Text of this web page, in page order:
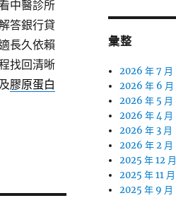
中醫診所
答銀行貸
長久依賴
找回清晰
膠原蛋白
彙整
2026 年 7 月
2026 年 6 月
2026 年 5 月
2026 年 4 月
2026 年 3 月
2026 年 2 月
2025 年 12 月
2025 年 11 月
2025 年 9 月